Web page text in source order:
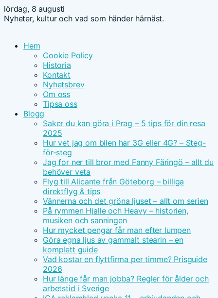
lördag, 8 augusti
Nyheter, kultur och vad som händer härnäst.
Hem
Cookie Policy
Historia
Kontakt
Nyhetsbrev
Om oss
Tipsa oss
Blogg
Saker du kan göra i Prag – 5 tips för din resa
2025
Hur vet jag om bilen har 3G eller 4G? – Steg-
för-steg
Jag for ner till bror med Fanny Färingö – allt du
behöver veta
Flyg till Alicante från Göteborg – billiga
direktflyg & tips
Vännerna och det gröna ljuset – allt om serien
På rymmen Hjalle och Heavy – historien,
musiken och sanningen
Hur mycket pengar får man efter lumpen
Göra egna ljus av gammalt stearin – en
komplett guide
Vad kostar en flyttfirma per timme? Prisguide
2026
Hur länge får man jobba? Regler för ålder och
arbetstid i Sverige